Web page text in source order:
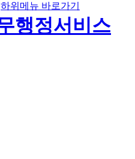
하위메뉴 바로가기